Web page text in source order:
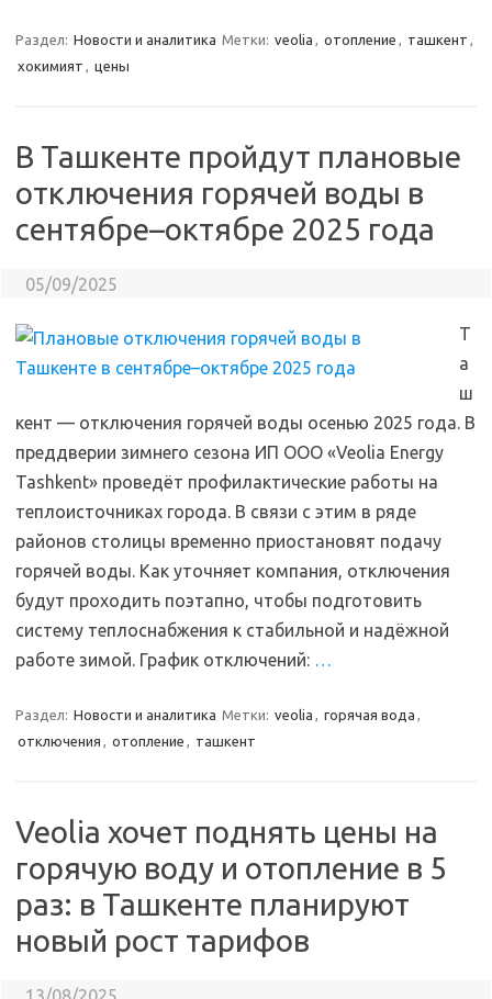
Раздел: Новости и аналитика Метки: veolia , отопление , ташкент ,
хокимият , цены
В Ташкенте пройдут плановые
отключения горячей воды в
сентябре–октябре 2025 года
05/09/2025
Т
а
ш
кент — отключения горячей воды осенью 2025 года. В
преддверии зимнего сезона ИП ООО «Veolia Energy
Tashkent» проведёт профилактические работы на
теплоисточниках города. В связи с этим в ряде
районов столицы временно приостановят подачу
горячей воды. Как уточняет компания, отключения
будут проходить поэтапно, чтобы подготовить
систему теплоснабжения к стабильной и надёжной
работе зимой. График отключений: …
Раздел: Новости и аналитика Метки: veolia , горячая вода ,
отключения , отопление , ташкент
Veolia хочет поднять цены на
горячую воду и отопление в 5
раз: в Ташкенте планируют
новый рост тарифов